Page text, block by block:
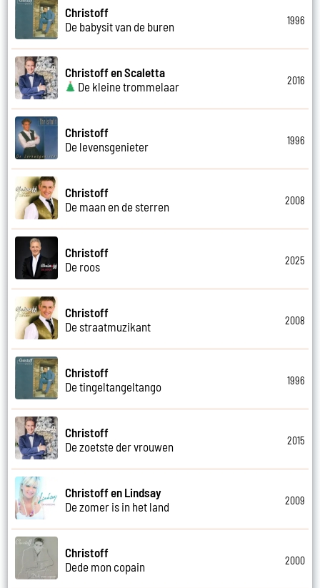
Christoff
De babysit van de buren
1996
Christoff en Scaletta
De kleine trommelaar
2016
Christoff
De levensgenieter
1996
Christoff
De maan en de sterren
2008
Christoff
De roos
2025
Christoff
De straatmuzikant
2008
Christoff
De tingeltangeltango
1996
Christoff
De zoetste der vrouwen
2015
Christoff en Lindsay
De zomer is in het land
2009
Christoff
Dede mon copain
2000